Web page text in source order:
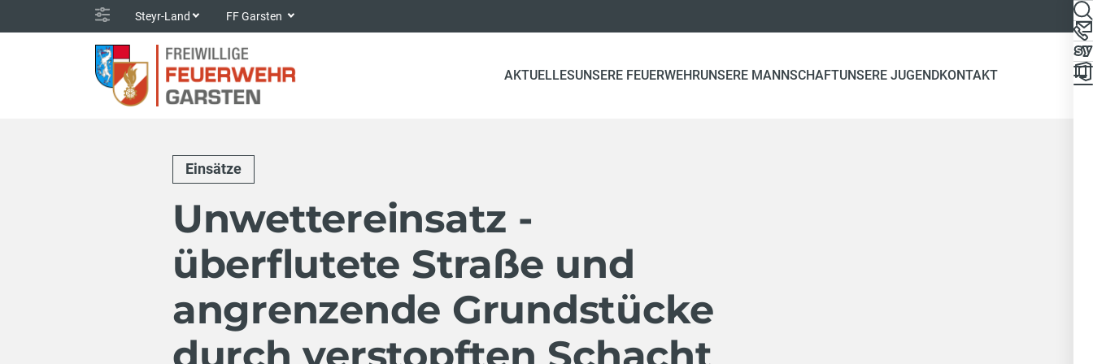
Steyr-Land FF Garsten
AKTUELLESUNSERE FEUERWEHRUNSERE MANNSCHAFTUNSERE JUGENDKONTAKT
Einsätze
Unwettereinsatz -
überflutete Straße und
angrenzende Grundstücke